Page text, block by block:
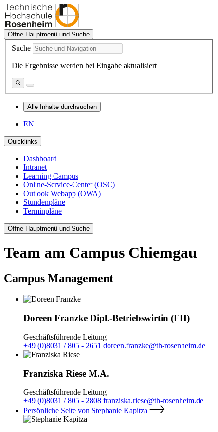
Öffne Hauptmenü und Suche
Suche
Die Ergebnisse werden bei Eingabe aktualisiert
Alle Inhalte durchsuchen
EN
Quicklinks
Dashboard
Intranet
Learning Campus
Online-Service-Center (OSC)
Outlook Webapp (OWA)
Stundenpläne
Terminpläne
Öffne Hauptmenü und Suche
Team am Campus Chiemgau
Campus Management
Doreen Franzke Dipl.-Betriebswirtin (FH)
Geschäftsführende Leitung
+49 (0)8031 / 805 - 2651 doreen.franzke@th-rosenheim.de
Franziska Riese M.A.
Geschäftsführende Leitung
+49 (0)8031 / 805 - 2808 franziska.riese@th-rosenheim.de
Persönliche Seite von Stephanie Kapitza